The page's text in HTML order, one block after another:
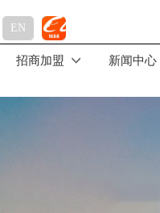
EN
招商加盟 新闻中心